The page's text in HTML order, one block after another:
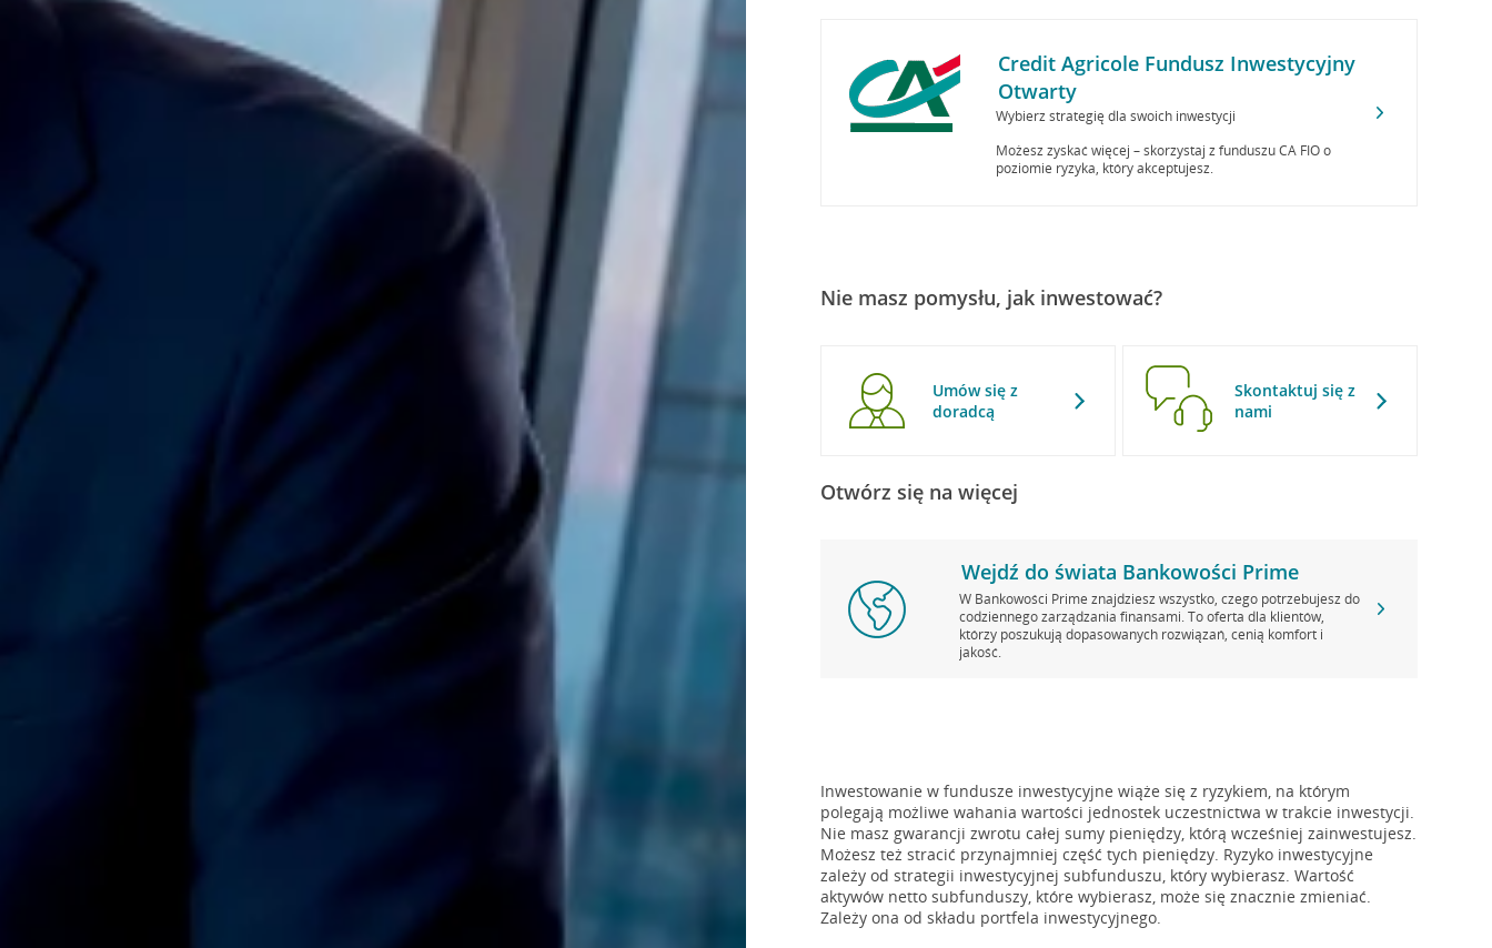
Credit Agricole Fundusz Inwestycyjny
Otwarty
Wybierz strategię dla swoich inwestycji
Możesz zyskać więcej – skorzystaj z funduszu CA FIO o
poziomie ryzyka, który akceptujesz.
Nie masz pomysłu, jak inwestować?
Umów się z
doradcą
Skontaktuj się z
nami
Otwórz się na więcej
Wejdź do świata Bankowości Prime
W Bankowości Prime znajdziesz wszystko, czego potrzebujesz do
codziennego zarządzania finansami. To oferta dla klientów,
którzy poszukują dopasowanych rozwiązań, cenią komfort i
jakość.
Inwestowanie w fundusze inwestycyjne wiąże się z ryzykiem, na którym
polegają możliwe wahania wartości jednostek uczestnictwa w trakcie inwestycji.
Nie masz gwarancji zwrotu całej sumy pieniędzy, którą wcześniej zainwestujesz.
Możesz też stracić przynajmniej część tych pieniędzy. Ryzyko inwestycyjne
zależy od strategii inwestycyjnej subfunduszu, który wybierasz. Wartość
aktywów netto subfunduszy, które wybierasz, może się znacznie zmieniać.
Zależy ona od składu portfela inwestycyjnego.